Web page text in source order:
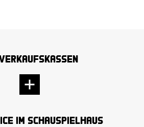
im Schauspielhaus